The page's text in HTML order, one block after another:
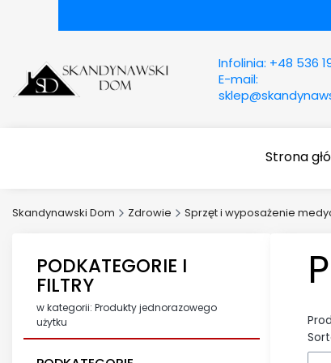
Infolinia: +48 536
E-mail:
Strona
Skandynawski Dom Zdrowie Sprzęt i wyposażenie
PODKATEGORIE I
FILTRY
w kategorii: Produkty jednorazowego
użytku